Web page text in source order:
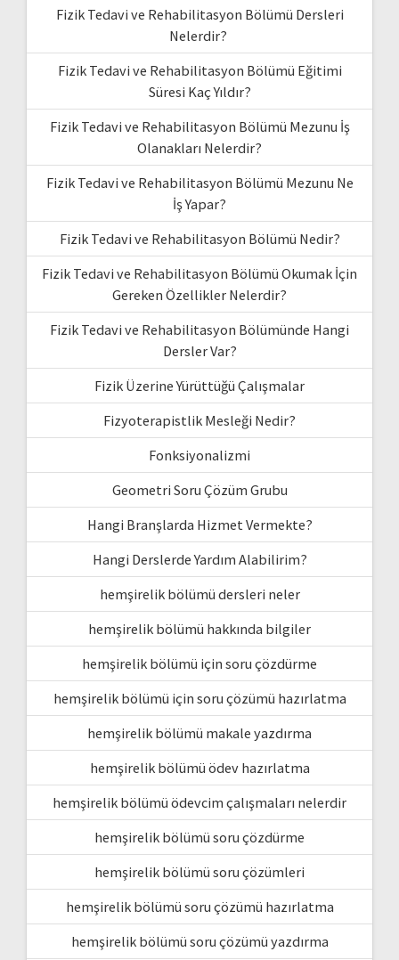
Fizik Tedavi ve Rehabilitasyon Bölümü Dersleri
Nelerdir?
Fizik Tedavi ve Rehabilitasyon Bölümü Eğitimi
Süresi Kaç Yıldır?
Fizik Tedavi ve Rehabilitasyon Bölümü Mezunu İş
Olanakları Nelerdir?
Fizik Tedavi ve Rehabilitasyon Bölümü Mezunu Ne
İş Yapar?
Fizik Tedavi ve Rehabilitasyon Bölümü Nedir?
Fizik Tedavi ve Rehabilitasyon Bölümü Okumak İçin
Gereken Özellikler Nelerdir?
Fizik Tedavi ve Rehabilitasyon Bölümünde Hangi
Dersler Var?
Fizik Üzerine Yürüttüğü Çalışmalar
Fizyoterapistlik Mesleği Nedir?
Fonksiyonalizmi
Geometri Soru Çözüm Grubu
Hangi Branşlarda Hizmet Vermekte?
Hangi Derslerde Yardım Alabilirim?
hemşirelik bölümü dersleri neler
hemşirelik bölümü hakkında bilgiler
hemşirelik bölümü için soru çözdürme
hemşirelik bölümü için soru çözümü hazırlatma
hemşirelik bölümü makale yazdırma
hemşirelik bölümü ödev hazırlatma
hemşirelik bölümü ödevcim çalışmaları nelerdir
hemşirelik bölümü soru çözdürme
hemşirelik bölümü soru çözümleri
hemşirelik bölümü soru çözümü hazırlatma
hemşirelik bölümü soru çözümü yazdırma